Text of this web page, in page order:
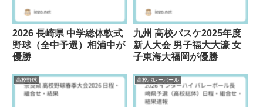
2026 長崎県 中学総体軟式
野球（全中予選）相浦中が
優勝
九州 高校バスケ2025年度
新人大会 男子福大大濠 女
子東海大福岡が優勝
高校野球 高校バレーボール